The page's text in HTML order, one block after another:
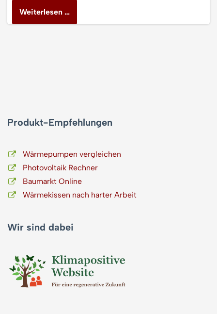
Weiterlesen …
Produkt-Empfehlungen
Wärmepumpen vergleichen
Photovoltaik Rechner
Baumarkt Online
Wärmekissen nach harter Arbeit
Wir sind dabei